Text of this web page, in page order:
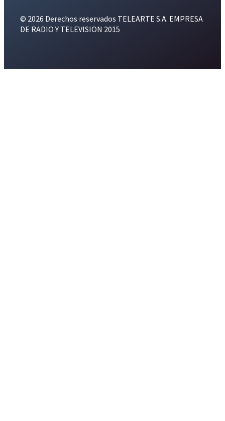
© 2026 Derechos reservados TELEARTE S.A. EMPRESA
DE RADIO Y TELEVISION 2015